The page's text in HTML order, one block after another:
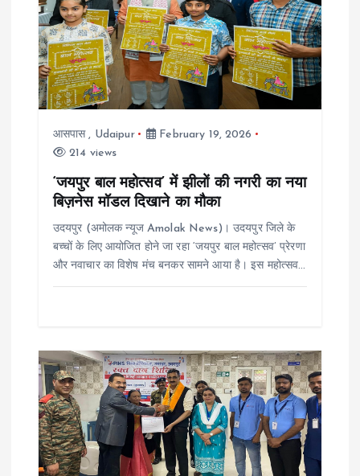
g
a
आसपास, Udaipur
February 19, 2026
214 views
‘जयपुर बाल महोत्सव’ में झीलों की नगरी का नया
बिज़नेस मॉडल दिखाने का मौका
उदयपुर (अमोलक न्यूज Amolak News)। उदयपुर जिले के
बच्चों के लिए आयोजित होने जा रहा ‘जयपुर बाल महोत्सव’ प्रेरणा
और नवाचार का विशेष मंच बनकर सामने आया है। इस महोत्सव…